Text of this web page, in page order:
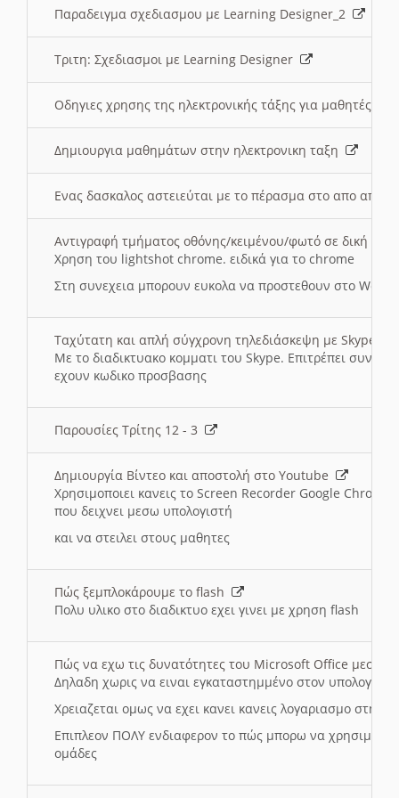
Παραδειγμα σχεδιασμου με Learning Designer_2
Τριτη: Σχεδιασμοι με Learning Designer
Οδηγιες χρησης της ηλεκτρονικής τάξης για μαθητές
Δημιουργια μαθημάτων στην ηλεκτρονικη ταξη
Ενας δασκαλος αστειεύται με το πέρασμα στο απο
Αντιγραφή τμήματος οθόνης/κειμένου/φωτό σε δική
Χρηση του lightshot chrome. ειδικά για το chrome
Στη συνεχεια μπορουν ευκολα να προστεθουν στο Word
Ταχύτατη και απλή σύγχρονη τηλεδιάσκεψη με Skype
Με το διαδικτυακο κομματι του Skype. Επιτρέπει
εχουν κωδικο προσβασης
Παρουσίες Τρίτης 12 - 3
Δημιουργία Βίντεο και αποστολή στο Youtube
Χρησιμοποιει κανεις το Screen Recorder Google Chrome
που δειχνει μεσω υπολογιστή
και να στειλει στους μαθητες
Πώς ξεμπλοκάρουμε το flash
Πολυ υλικο στο διαδικτυο εχει γινει με χρηση flash
Πώς να εχω τις δυνατότητες του Microsoft Office μεσω
Δηλαδη χωρις να ειναι εγκαταστημμένο στον
Χρειαζεται ομως να εχει κανει κανεις λογαριασμο στη
Επιπλεον ΠΟΛΥ ενδιαφερον το πώς μπορω να
ομάδες